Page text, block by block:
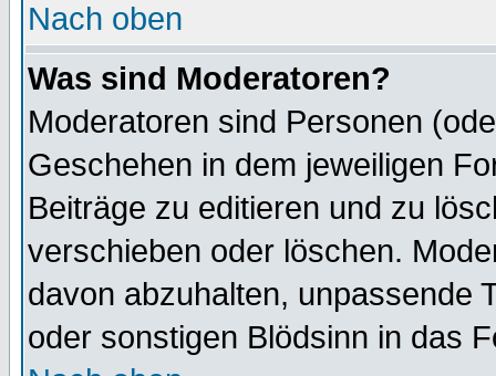
Nach oben
Was sind Moderatoren?
Moderatoren sind Personen
Geschehen in dem jeweiligen
Beiträge zu editieren und zu
verschieben oder löschen.
davon abzuhalten, unpassende
oder sonstigen Blödsinn in das